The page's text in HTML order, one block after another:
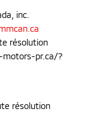
inc.
résolution
motors-pr.ca/?
résolution